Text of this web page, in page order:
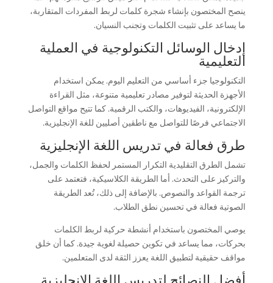
ينصح المختصون بإنشاء شجرة كلمات لربط المفردات المتقاربة،
ما يساعد على تثبيت الكلمات وتجنب النسيان.
إدخال الوسائل التكنولوجية في العملية
التعليمية
التكنولوجيا جزء أساسي من التعليم اليوم. يمكن استخدام
الأجهزة الحديثة لتوفير مصادر تعليمية متنوعة، مثل القراءة
الإلكترونية، الفيديوهات، والكتب الرقمية. كما تتيح مواقع التواصل
الاجتماعي فرصًا للتواصل مع ناطقين أصليين للغة الإنجليزية.
طرق فعالة في تدريس اللغة الإنجليزية
تشمل الطرق التقليدية التكرار المستمر لحفظ الكلمات والجمل،
والتركيز على التحدث. أما الطريقة الكلاسيكية، فتعتمد على
ترجمة القواعد والنصوص. بالإضافة إلى ذلك، تُعد الطريقة
الصوتية فعالة في تحسين نطق الطلاب.
يوصي المختصون باستخدام أنشطة حركية لربط الكلمات
بحركات، مما يساعد في تكوين حصيلة لغوية جيدة. كما أن خلق
مواقف حقيقية لتطبيق اللغة يعزز الثقة لدى المتعلمين.